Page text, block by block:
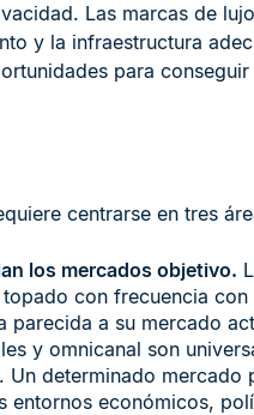
Las marcas de
y la infraestructura
para
centrarse en tres
los mercados objetivo.
con frecuencia
a su mercado
y omnicanal son
determinado mercado
entornos económicos,